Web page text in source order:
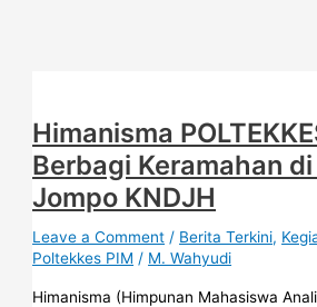
Himanisma
Berbagi Keramahan
Jompo KNDJH
Leave a Comment / Berita Terkini,
Poltekkes PIM / M. Wahyudi
Himanisma (Himpunan Mahasiswa